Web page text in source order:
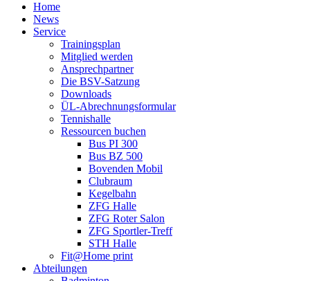
Home
News
Service
Trainingsplan
Mitglied werden
Ansprechpartner
Die BSV-Satzung
Downloads
ÜL-Abrechnungsformular
Tennishalle
Ressourcen buchen
Bus PI 300
Bus BZ 500
Bovenden Mobil
Clubraum
Kegelbahn
ZFG Halle
ZFG Roter Salon
ZFG Sportler-Treff
STH Halle
Fit@Home print
Abteilungen